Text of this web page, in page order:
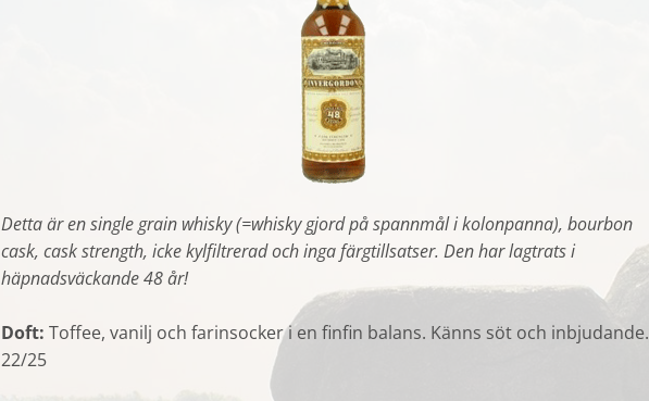
Detta är en single grain whisky (=whisky gjord på spannmål i kolonpanna), bourbon
cask, cask strength, icke kylfiltrerad och inga färgtillsatser. Den har lagtrats i
häpnadsväckande 48 år!
Doft: Toffee, vanilj och farinsocker i en finfin balans. Känns söt och inbjudande.
22/25